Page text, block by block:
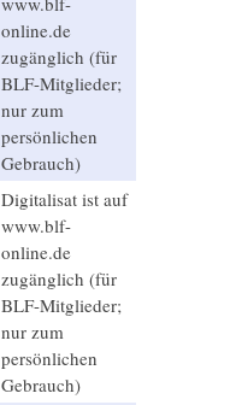
online.de
zugänglich (für
BLF-Mitglieder;
nur zum
persönlichen
Gebrauch)
Digitalisat ist auf
www.blf-
online.de
zugänglich (für
BLF-Mitglieder;
nur zum
persönlichen
Gebrauch)